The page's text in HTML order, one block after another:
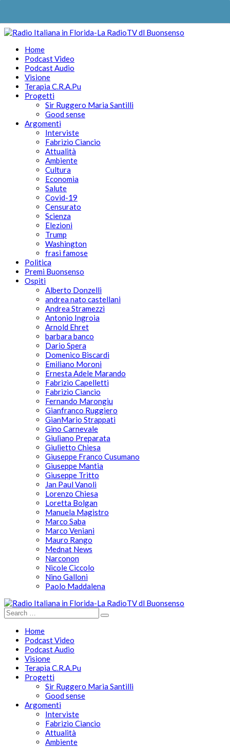
Home
Podcast Video
Podcast Audio
Visione
Terapia C.R.A.Pu
Progetti
Sir Ruggero Maria Santilli
Good sense
Argomenti
Interviste
Fabrizio Ciancio
Attualità
Ambiente
Cultura
Economia
Salute
Covid-19
Censurato
Scienza
Elezioni
Trump
Washington
frasi famose
Politica
Premi Buonsenso
Ospiti
Alberto Donzelli
andrea nato castellani
Andrea Stramezzi
Antonio Ingroia
Arnold Ehret
barbara banco
Dario Spera
Domenico Biscardi
Emiliano Moroni
Ernesta Adele Marando
Fabrizio Capelletti
Fabrizio Ciancio
Fernando Marongiu
Gianfranco Ruggiero
GianMario Strappati
Gino Carnevale
Giuliano Preparata
Giulietto Chiesa
Giuseppe Franco Cusumano
Giuseppe Mantia
Giuseppe Tritto
Jan Paul Vanoli
Lorenzo Chiesa
Loretta Bolgan
Manuela Magistro
Marco Saba
Marco Veniani
Mauro Rango
Mednat News
Narconon
Nicole Ciccolo
Nino Galloni
Paolo Maddalena
Home
Podcast Video
Podcast Audio
Visione
Terapia C.R.A.Pu
Progetti
Sir Ruggero Maria Santilli
Good sense
Argomenti
Interviste
Fabrizio Ciancio
Attualità
Ambiente